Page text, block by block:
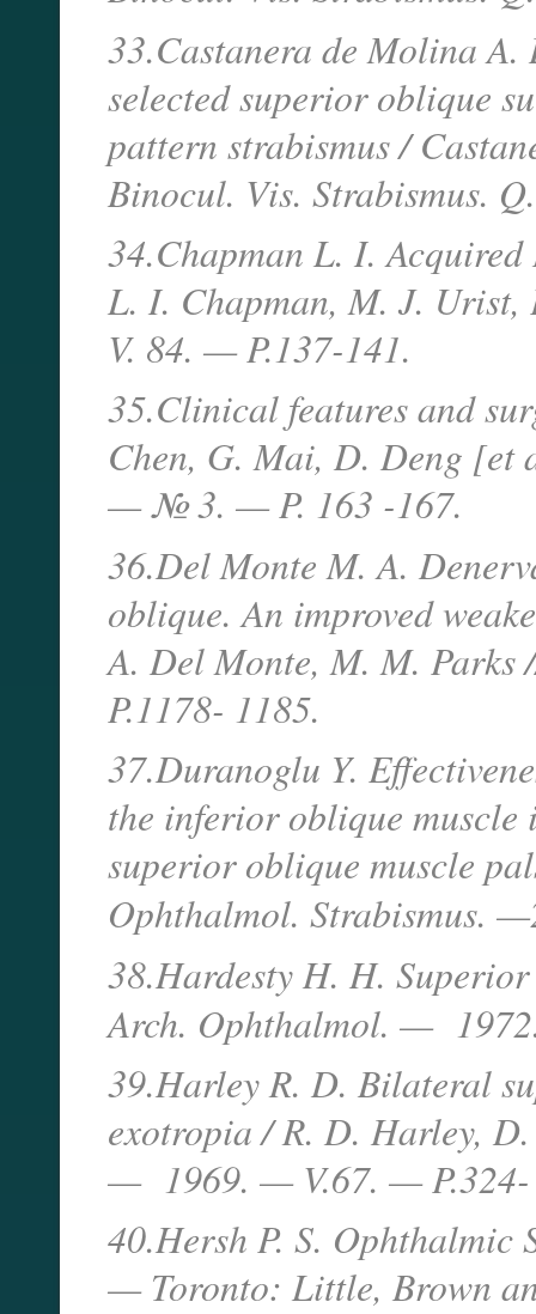
33.Castanera de Molina
selected superior oblique
pattern strabismus /
Binocul. Vis. Strabismus.
34.Chapman L. I.
L. I. Chapman, M. J.
V. 84. — P.137-141.
35.Clinical features and
Chen, G. Mai, D. Deng
— № 3. — P. 163 -167.
36.Del Monte M. A.
oblique. An improved
A. Del Monte, M. M.
P.1178- 1185.
37.Duranoglu Y.
the inferior oblique
superior oblique muscle
Ophthalmol. Strabismus. —
38.Hardesty H. H.
Arch. Ophthalmol. —
39.Harley R. D. Bilateral
exotropia / R. D. Harley,
— 1969. — V.67. — P.324-
40.Hersh P. S. Ophthalmic
— Toronto: Little, Brown